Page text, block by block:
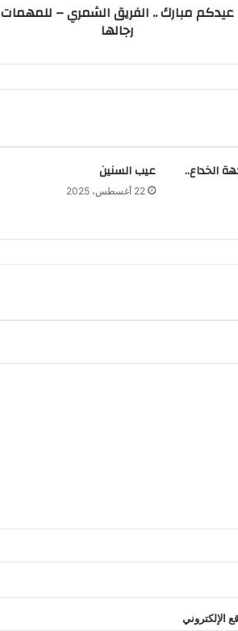
عيدكم مبارك .. الفريق الشمري – للمهمات
رجالها
الخداع.. عيب السنين
22 أغسطس، 2025
الإلكتروني